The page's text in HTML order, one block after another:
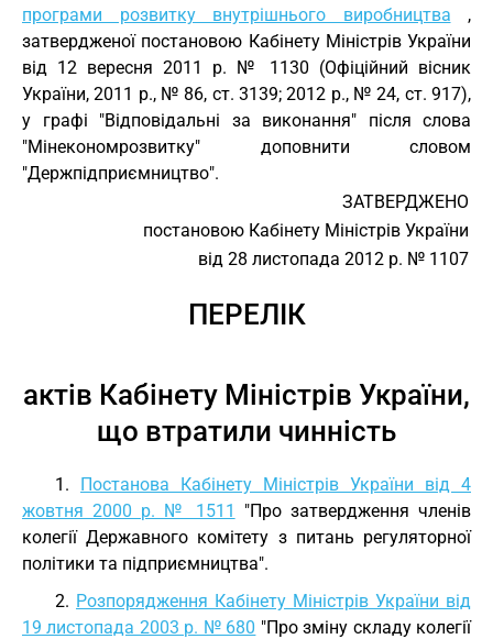
програми розвитку внутрішнього виробництва ,
затвердженої постановою Кабінету Міністрів України
від 12 вересня 2011 р. № 1130 (Офіційний вісник
України, 2011 р., № 86, ст. 3139; 2012 р., № 24, ст. 917),
у графі "Відповідальні за виконання" після слова
"Мінекономрозвитку" доповнити словом
"Держпідприємництво".
ЗАТВЕРДЖЕНО
постановою Кабінету Міністрів України
від 28 листопада 2012 р. № 1107
ПЕРЕЛІК
актів Кабінету Міністрів України,
що втратили чинність
1. Постанова Кабінету Міністрів України від 4
жовтня 2000 р. № 1511
"Про затвердження членів
колегії Державного комітету з питань регуляторної
політики та підприємництва".
2. Розпорядження Кабінету Міністрів України від
19 листопада 2003 р. № 680 "Про зміну складу колегії